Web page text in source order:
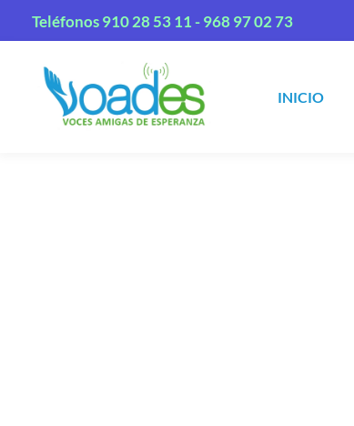
Teléfonos910 28 53 11 -968 97 02 73
INICIO